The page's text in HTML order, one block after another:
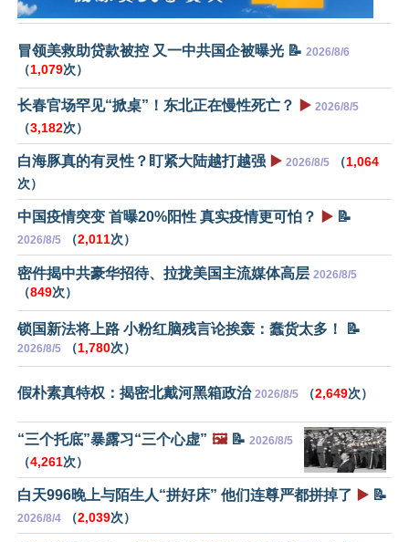
冒领美救助贷款被控 又一中共国企被曝光 📝 2026/8/6
（1,079次）
长春官场罕见“掀桌”！东北正在慢性死亡？ ▶️ 2026/8/5
（3,182次）
白海豚真的有灵性？盯紧大陆越打越强 ▶️ 2026/8/5 （1,064
次）
中国疫情突变 首曝20%阳性 真实疫情更可怕？ ▶️ 📝
2026/8/5 （2,011次）
密件揭中共豪华招待、拉拢美国主流媒体高层 2026/8/5
（849次）
锁国新法将上路 小粉红脑残言论挨轰：蠢货太多！ 📝
2026/8/5 （1,780次）
假朴素真特权：揭密北戴河黑箱政治 2026/8/5 （2,649次）
“三个托底”暴露习“三个心虚” 🖼️📝 2026/8/5
（4,261次）
白天996晚上与陌生人“拼好床” 他们连尊严都拼掉了 ▶️ 📝
2026/8/4 （2,039次）